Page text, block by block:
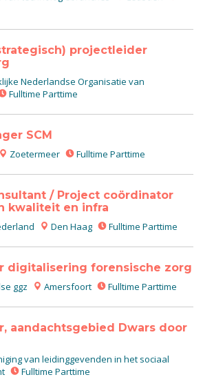
projectleider
Nederlandse Organisatie van
Fulltime Parttime
SCM
Zoetermeer Fulltime Parttime
/ Project coördinator
kwaliteit en infra
Den Haag Fulltime Parttime
digitalisering forensische zorg
ggz Amersfoort Fulltime Parttime
aandachtsgebied Dwars door
van leidinggevenden in het sociaal
Fulltime Parttime